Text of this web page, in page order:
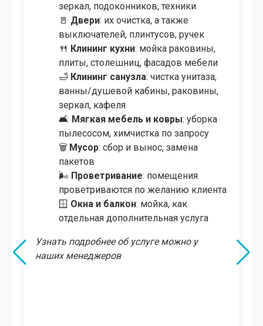
зеркал, подоконников, техники,
потолков
🚪Двери: протирка и полировка, в
том числе перил и лестниц
🍴Клининг кухни: мойка раковины,
плиты, столешниц, фасадов мебели
🛁Клининг санузла: чистка унитаза,
ванны/душевой кабины, раковины,
зеркал, кафеля
🛋Мягкая мебель и ковры: уборка
пылесосом, химчистка по запросу
🪟Окна, лоджия и витражи
мойка, включая большие
панорамные окна
🗑️ Мусор: сбор и вынос, замена
пакетов
проветриваются по желанию клиента
🏡Холл, прихожая, терраса